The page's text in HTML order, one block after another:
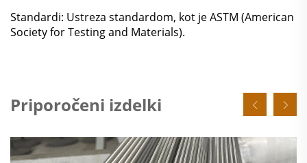
Standardi: Ustreza standardom, kot je ASTM (American
Society for Testing and Materials).
Priporočeni izdelki